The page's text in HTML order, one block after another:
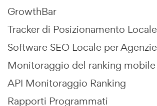
GrowthBar
Tracker di Posizionamento Locale
Software SEO Locale per Agenzie
Monitoraggio del ranking mobile
API Monitoraggio Ranking
Rapporti Programmati